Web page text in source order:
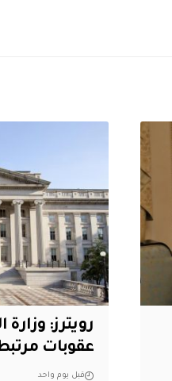
‏رويترز: وزارة
عقوبات
قبل يوم واحد